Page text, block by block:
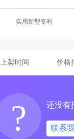
实用新型专利
上架时间 价格
? 还没有
联系